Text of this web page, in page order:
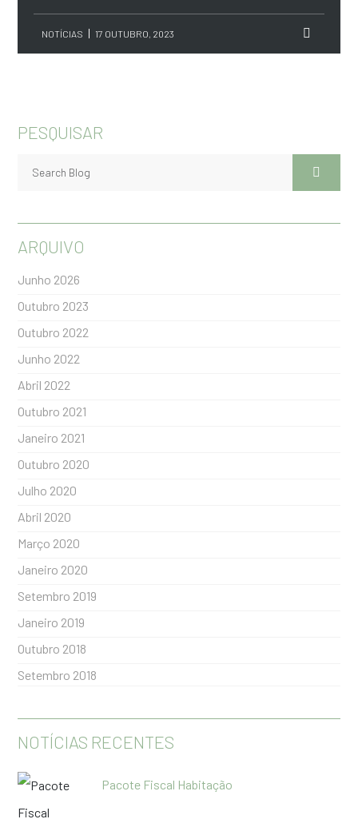
NOTÍCIAS 17 OUTUBRO, 2023
PESQUISAR
ARQUIVO
Junho 2026
Outubro 2023
Outubro 2022
Junho 2022
Abril 2022
Outubro 2021
Janeiro 2021
Outubro 2020
Julho 2020
Abril 2020
Março 2020
Janeiro 2020
Setembro 2019
Janeiro 2019
Outubro 2018
Setembro 2018
NOTÍCIAS RECENTES
Pacote Fiscal Habitação